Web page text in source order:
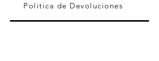
Politica de Devoluciones